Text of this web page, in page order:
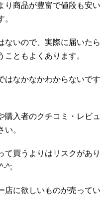
り商品が豊富で値段も安い
ないので、実際に届いたら
ともよくあります。
はなかなかわからないです
購入者のクチコミ・レビュ
。
て買うよりはリスクがあり
^;
店に欲しいものが売ってい